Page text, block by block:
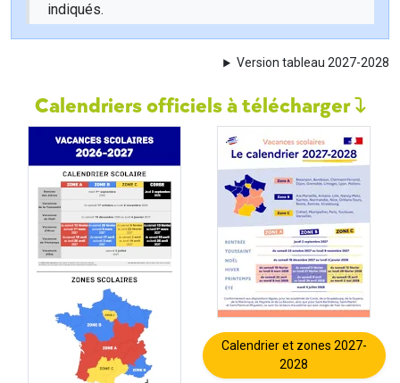
indiqués.
Version tableau 2027-2028
Calendriers officiels à télécharger
Calendrier et zones 2027-
2028